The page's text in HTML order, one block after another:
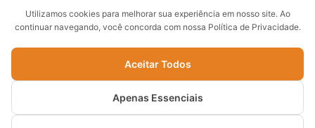
Política de Cookies (BR)
© CopyRight 2025 - CNPJ:
Utilizamos cookies para melhorar sua experiência em nosso site. Ao
continuar navegando, você concorda com nossa Política de Privacidade.
Aceitar Todos
Apenas Essenciais
Pega teu loot de
boas-vindas! 🎁
CUPOM + GRUPO VIP →